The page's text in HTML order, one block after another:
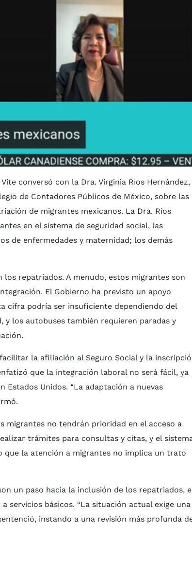
conversó con la Dra. Virginia Ríos Hernández,
de Contadores Públicos de México, sobre las
de migrantes mexicanos. La Dra. Ríos
en el sistema de seguridad social, las
de enfermedades y maternidad; los demás
repatriados. A menudo, estos migrantes son
El Gobierno ha previsto un apoyo
cifra podría ser insuficiente dependiendo del
y los autobuses también requieren paradas y
la afiliación al Seguro Social y la
que la integración laboral no será fácil, ya
Unidos. “La adaptación a nuevas
migrantes no tendrán prioridad en el acceso a
trámites para consultas y citas, y el
que la atención a migrantes no implica un trato
un paso hacia la inclusión de los repatriados,
servicios básicos. “La situación actual exige una
instando a una revisión más profunda